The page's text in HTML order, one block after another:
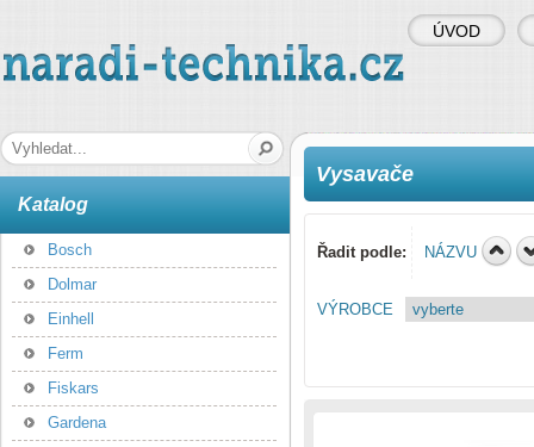
naradi-technika.cz
Vysavače
Řadit podle: NÁZVU
VÝROBCE
Katalog
Bosch
Dolmar
Einhell
Ferm
Fiskars
Gardena
ÚVOD
Hledaná fráze